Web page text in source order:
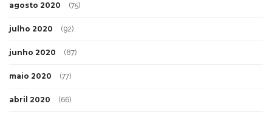
agosto 2020 (75)
julho 2020 (92)
junho 2020 (87)
maio 2020 (77)
abril 2020 (66)